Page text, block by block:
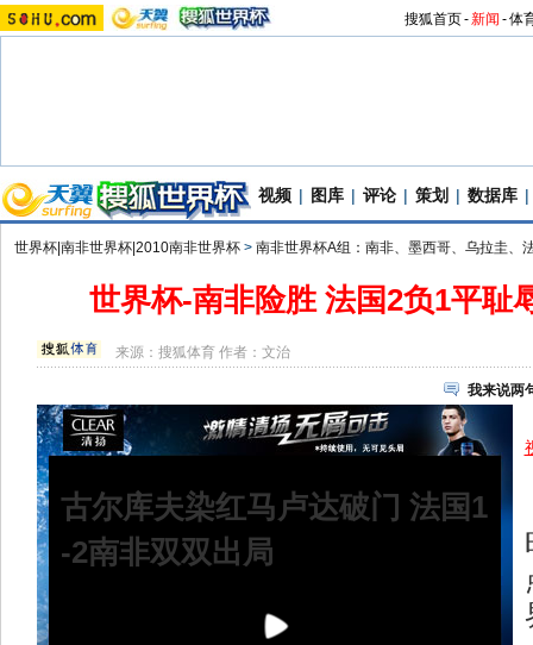
搜狐首页-新闻 -体
视频 | 图库 | 评论 | 策划 | 数据库 |
世界杯|南非世界杯|2010南非世界杯 > 南非世界杯A组：南非、墨西哥、乌拉圭、
世界杯-南非险胜 法国2负1平耻
来源：搜狐体育 作者：文治
我来说两
古尔库夫染红马卢达破门 法国1
-2南非双双出局